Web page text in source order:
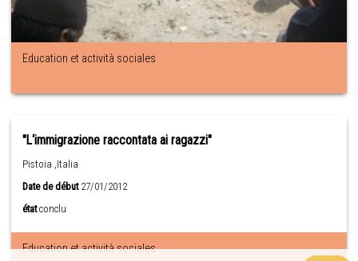
Education et actività sociales
"L‘immigrazione raccontata ai ragazzi"
Pistoia ,Italia
Date de début27/01/2012
état conclu
Education et actività sociales